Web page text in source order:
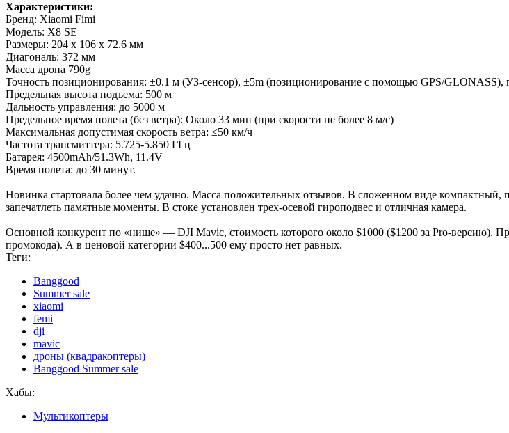
Характеристики:
Бренд: Xiaomi Fimi
Модель: X8 SE
Размеры: 204 x 106 x 72.6 мм
Диагональ: 372 мм
Масса дрона 790g
Точность позиционирования: ±0.1 м (УЗ-сенсор), ±5m (позиционирование с помощью GPS/GLONASS),
Предельная высота подъема: 500 м
Дальность управления: до 5000 м
Предельное время полета (без ветра): Около 33 мин (при скорости не более 8 м/с)
Максимальная допустимая скорость ветра: ≤50 км/ч
Частота трансмиттера: 5.725-5.850 ГГц
Батарея: 4500mAh/51.3Wh, 11.4V
Время полета: до 30 минут.
Новинка стартовала более чем удачно. Масса положительных отзывов. В сложенном виде
запечатлеть памятные моменты. В стоке установлен трех-осевой гироподвес и отличная камера.
Основной конкурент по «нише» — DJI Mavic, стоимость которого около $1000 ($1200 за Pro-версию).
промокода). А в ценовой категории $400...500 ему просто нет равных.
Теги:
Banggood
Summer sale
xiaomi
femi
dji
mavic
дроны (квадракоптеры)
Banggood Summer sale
Хабы:
Мультикоптеры